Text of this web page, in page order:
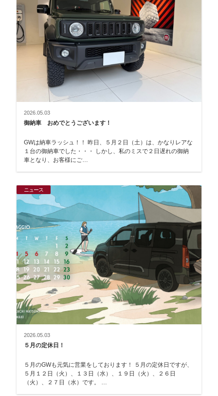
2026.05.03
御納車 おめでとうございます！
GWは納車ラッシュ！！ 昨日、５月２日（土）は、かなりレアな
１台の御納車でした・・・ しかし、私のミスで２日遅れの御納
車となり、お客様にご…
ニュース
2026.05.03
５月の定休日！
５月のGWも元気に営業をしております！ ５月の定休日ですが、
５月１２日（火）、１３日（水）、１９日（火）、２６日